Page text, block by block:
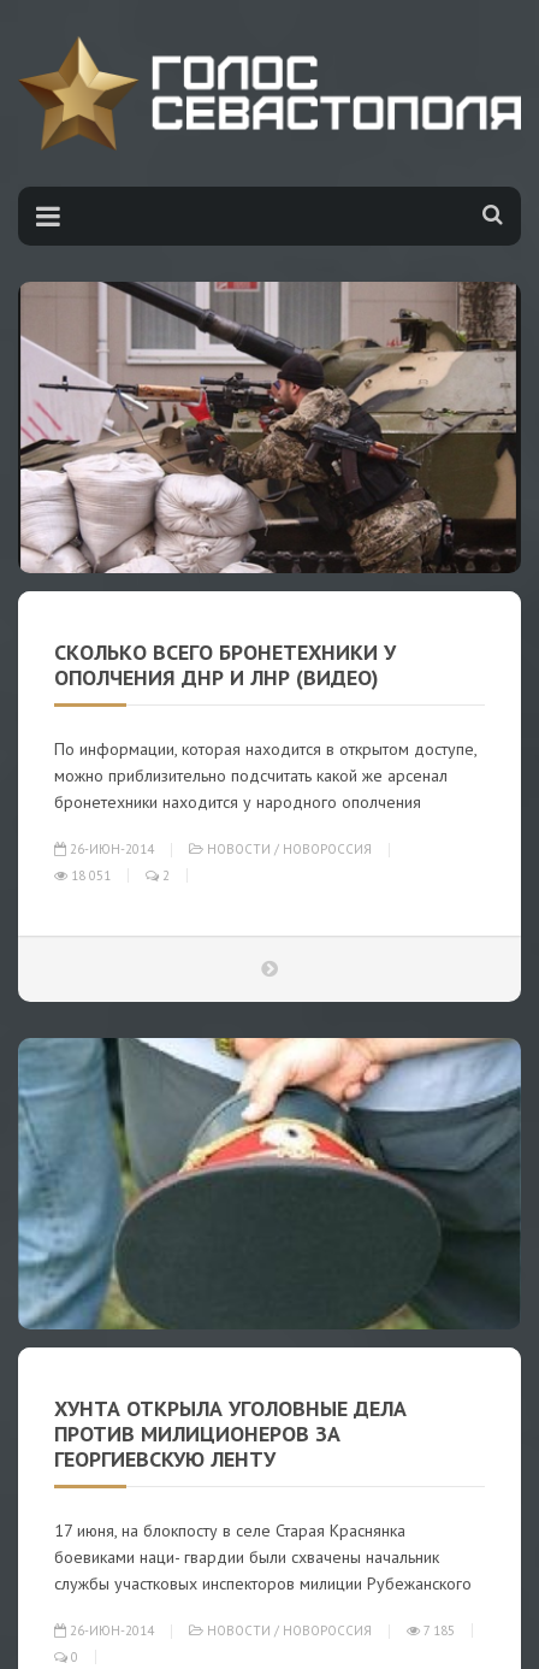
СКОЛЬКО ВСЕГО БРОНЕТЕХНИКИ У
ОПОЛЧЕНИЯ ДНР И ЛНР (ВИДЕО)
По информации, которая находится в открытом доступе,
можно приблизительно подсчитать какой же арсенал
бронетехники находится у народного ополчения
26-ИЮН-2014 НОВОСТИ / НОВОРОССИЯ
18 051
2
ХУНТА ОТКРЫЛА УГОЛОВНЫЕ ДЕЛА
ПРОТИВ МИЛИЦИОНЕРОВ ЗА
ГЕОРГИЕВСКУЮ ЛЕНТУ
17 июня, на блокпосту в селе Старая Краснянка
боевиками наци- гвардии были схвачены начальник
службы участковых инспекторов милиции Рубежанского
26-ИЮН-2014 НОВОСТИ / НОВОРОССИЯ
7 185
0